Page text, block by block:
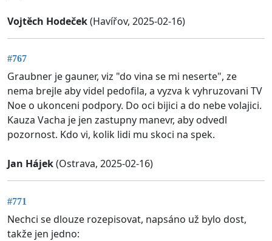
Vojtěch Hodeček(Havířov, 2025-02-16)
#767
Graubner je gauner, viz "do vina se mi neserte", ze
nema brejle aby videl pedofila, a vyzva k vyhruzovani TV
Noe o ukonceni podpory. Do oci bijici a do nebe volajici.
Kauza Vacha je jen zastupny manevr, aby odvedl
pozornost. Kdo vi, kolik lidi mu skoci na spek.
Jan Hájek(Ostrava, 2025-02-16)
#771
Nechci se dlouze rozepisovat, napsáno už bylo dost,
takže jen jedno: